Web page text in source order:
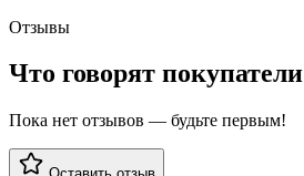
Отзывы
Что говорят покупатели
Пока нет отзывов — будьте первым!